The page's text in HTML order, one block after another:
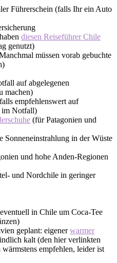
Führerschein (falls Ihr ein Auto
diesen Reiseführer Chile
genutzt)
müssen vorab gebuchte
auf abgelegenen
machen)
empfehlenswert auf
im Notfall)
(für Patagonien und
Sonneneinstrahlung in der Wüste
und hohe Anden-Regionen
und Nordchile in geringer
in Chile um Coca-Tee
geplant: eigenerwarmer
kalt (den hier verlinkten
empfehlen, leider ist